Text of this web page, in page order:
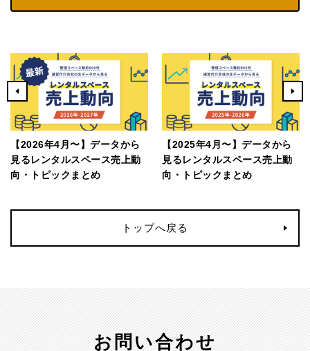
【2026年4月〜】データから
見るレンタルスペース売上動
向・トピックまとめ
【2025年4月〜】データから
見るレンタルスペース売上動
向・トピックまとめ
トップへ戻る
お問い合わせ